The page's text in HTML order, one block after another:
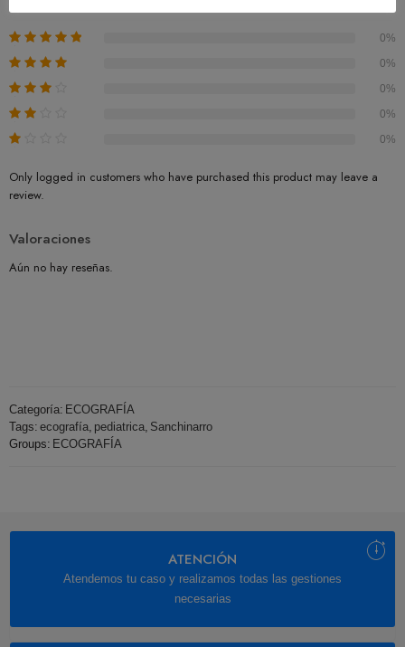
0%
0%
0%
0%
0%
Only logged in customers who have purchased this product may leave a
review.
Valoraciones
Aún no hay reseñas.
Categoría: ECOGRAFÍA
Tags: ecografía pediatrica Sanchinarro
Groups: ECOGRAFÍA
ATENCIÓN
Atendemos tu caso y realizamos todas las gestiones
necesarias